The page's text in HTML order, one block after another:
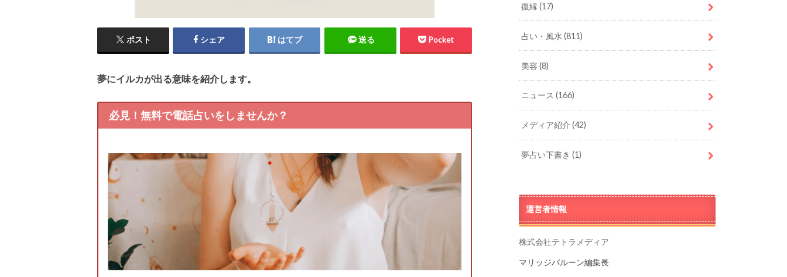
ポスト シェア はてブ 送る Pocket
夢にイルカが出る意味を紹介します。
必見！無料で電話占いをしませんか？
復縁(17)
占い・風水(811)
美容(8)
ニュース(166)
メディア紹介(42)
夢占い下書き(1)
運営者情報
株式会社テトラメディア
マリッジバルーン編集長